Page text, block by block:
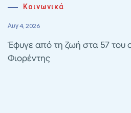
Κοινωνικά
Αυγ 4, 2026
Έφυγε από τη ζωή στα 57 του
Φιορέντης